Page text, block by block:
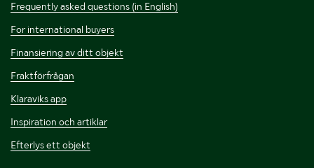
Frequently asked questions (in English)
For international buyers
Finansiering av ditt objekt
Fraktförfrågan
Klaraviks app
Inspiration och artiklar
Efterlys ett objekt